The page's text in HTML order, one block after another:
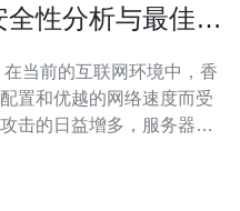
性分析与最佳实
置和优越的网络速度而受
击的日益增多，服务器的
，帮助用户保护自己的数